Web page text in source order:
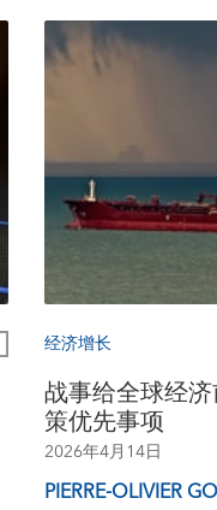
经济增长
战事给全球经
策优先事项
2026年4月14日
PIERRE-OLIVIER